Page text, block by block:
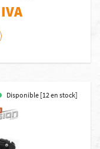
Disponible [12 en stock]